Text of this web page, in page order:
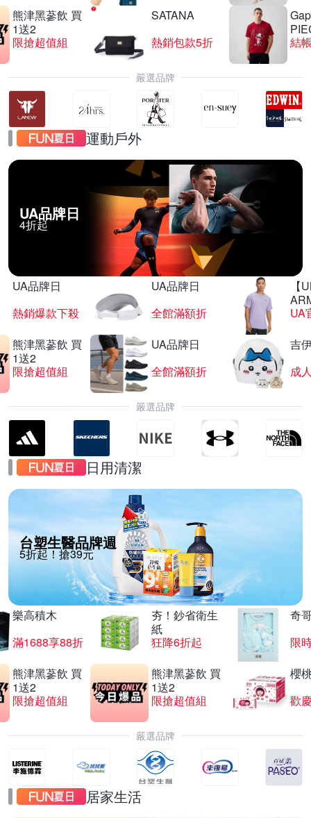
熊津黑蔘飲 買
1送2
限搶超值組
SATANA
熱銷包款5折
結
嚴選品牌
運動戶外
UA品牌日
4折起
UA品牌日
熱銷爆款下殺
UA品牌日
全館滿額折
【
UA
熊津黑蔘飲 買
1送2
限搶超值組
UA品牌日
全館滿額折
吉
嚴選品牌
日用清潔
台塑生醫品牌週
5折起！搶39元
樂高積木
滿1688享88折
夯！鈔省衛生
紙
狂降6折起
奇
限
熊津黑蔘飲 買
1送2
限搶超值組
熊津黑蔘飲 買
1送2
限搶超值組
櫻
歡
嚴選品牌
居家生活